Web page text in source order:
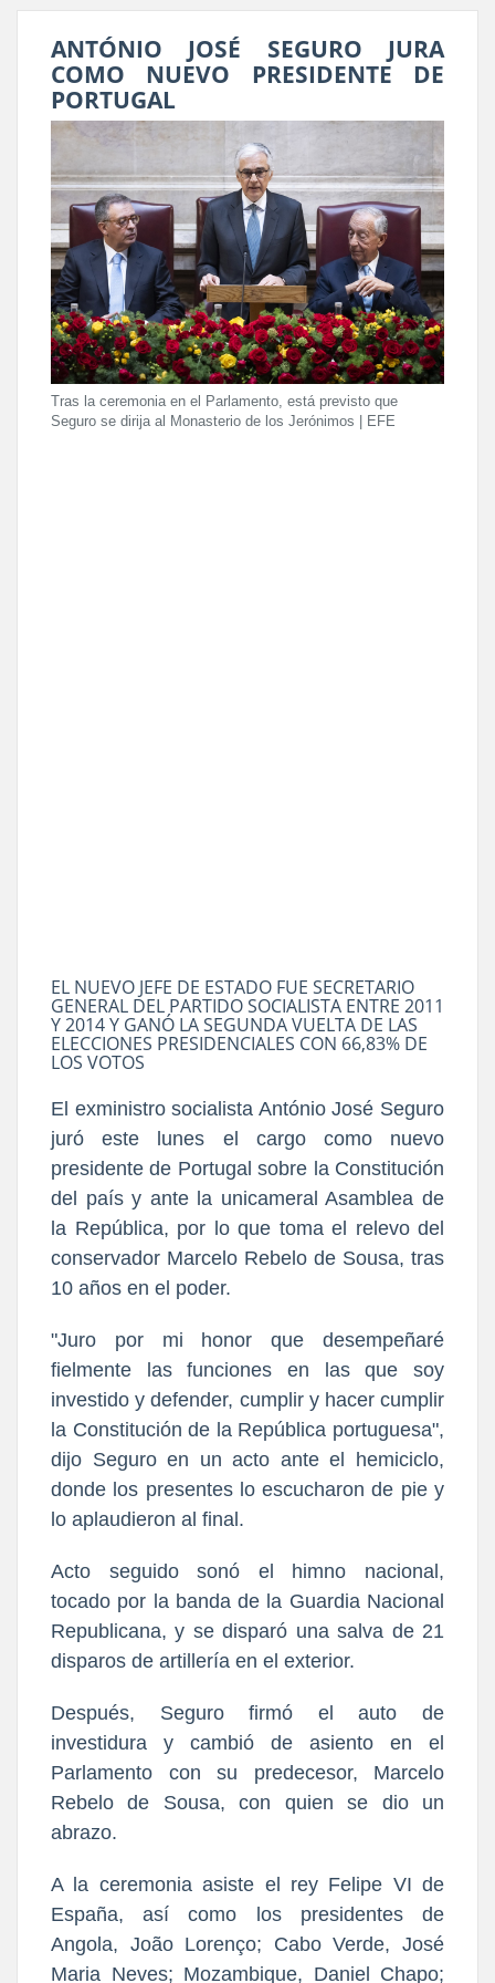
ANTÓNIO JOSÉ SEGURO JURA
COMO NUEVO PRESIDENTE DE
PORTUGAL
Tras la ceremonia en el Parlamento, está previsto que
Seguro se dirija al Monasterio de los Jerónimos | EFE
EL NUEVO JEFE DE ESTADO FUE SECRETARIO
GENERAL DEL PARTIDO SOCIALISTA ENTRE 2011
Y 2014 Y GANÓ LA SEGUNDA VUELTA DE LAS
ELECCIONES PRESIDENCIALES CON 66,83% DE
LOS VOTOS
El exministro socialista António José Seguro
juró este lunes el cargo como nuevo
presidente de Portugal sobre la Constitución
del país y ante la unicameral Asamblea de
la República, por lo que toma el relevo del
conservador Marcelo Rebelo de Sousa, tras
10 años en el poder.
"Juro por mi honor que desempeñaré
fielmente las funciones en las que soy
investido y defender, cumplir y hacer cumplir
la Constitución de la República portuguesa",
dijo Seguro en un acto ante el hemiciclo,
donde los presentes lo escucharon de pie y
lo aplaudieron al final.
Acto seguido sonó el himno nacional,
tocado por la banda de la Guardia Nacional
Republicana, y se disparó una salva de 21
disparos de artillería en el exterior.
Después, Seguro firmó el auto de
investidura y cambió de asiento en el
Parlamento con su predecesor, Marcelo
Rebelo de Sousa, con quien se dio un
abrazo.
A la ceremonia asiste el rey Felipe VI de
España, así como los presidentes de
Angola, João Lorenço; Cabo Verde, José
Maria Neves; Mozambique, Daniel Chapo;